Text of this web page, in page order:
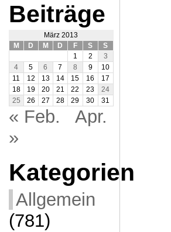
Beiträge
März 2013
M
D M D F S
S
1
2
3
4
5 6 7 8 9
10
11
12 13 14 15 16
17
18
19 20 21 22 23
24
25
26 27 28 29 30 31
« Feb.
Apr.
»
Kategorien
Allgemein
(781)